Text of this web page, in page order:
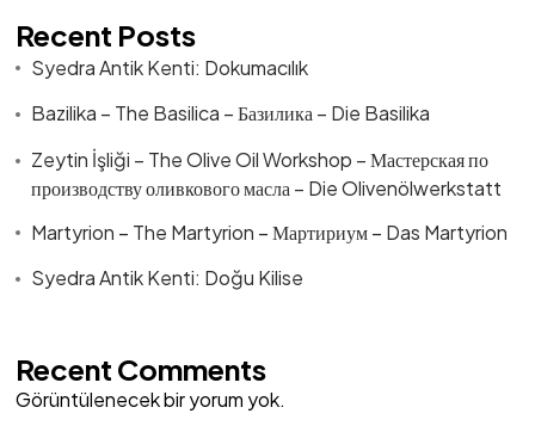
Recent Posts
Syedra Antik Kenti: Dokumacılık
Bazilika – The Basilica – Базилика – Die Basilika
Zeytin İşliği – The Olive Oil Workshop – Мастерская по
производству оливкового масла – Die Olivenölwerkstatt
Martyrion – The Martyrion – Мартириум – Das Martyrion
Syedra Antik Kenti: Doğu Kilise
Recent Comments
Görüntülenecek bir yorum yok.